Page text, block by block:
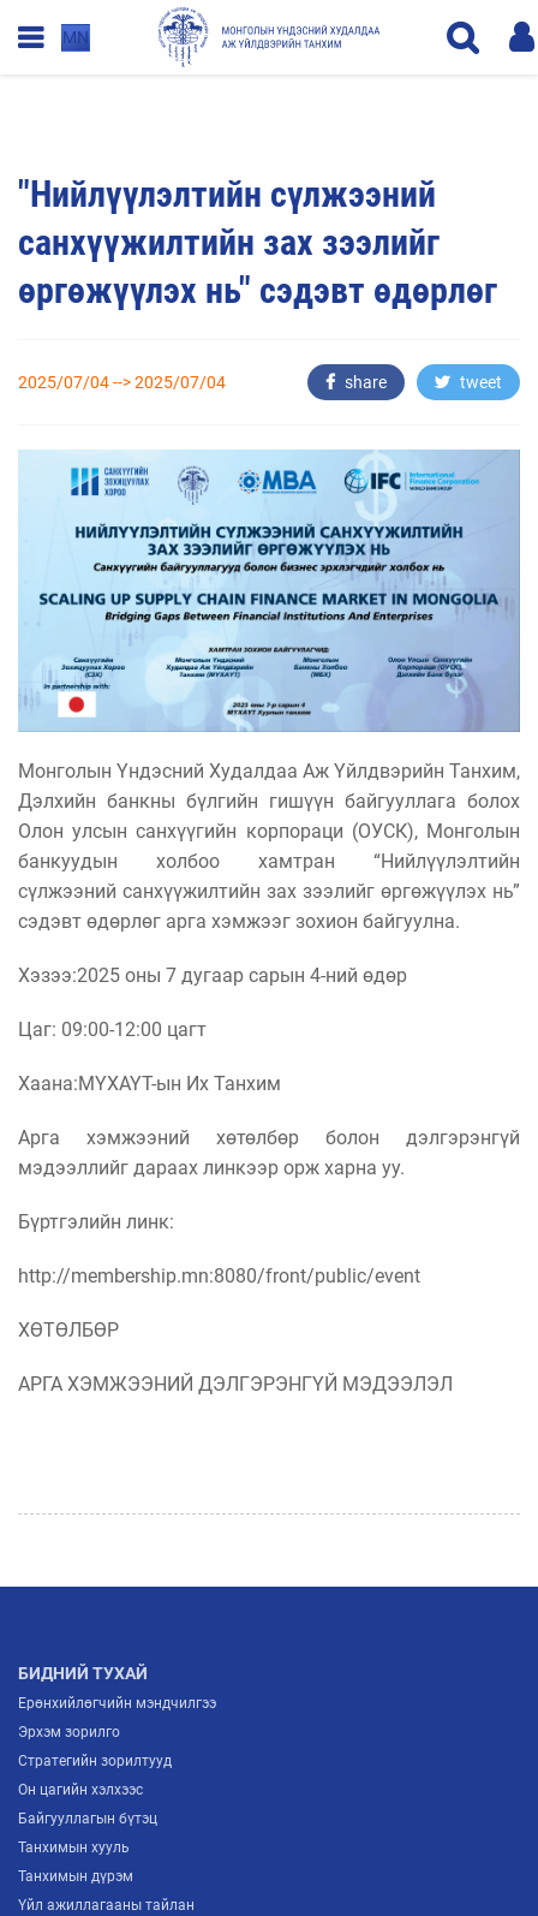
MN
"Нийлүүлэлтийн сүлжээний
санхүүжилтийн зах зээлийг
өргөжүүлэх нь" сэдэвт өдөрлөг
2025/07/04 --> 2025/07/04 share tweet
Монголын Үндэсний Худалдаа Аж Үйлдвэрийн Танхим,
Дэлхийн банкны бүлгийн гишүүн байгууллага болох
Олон улсын санхүүгийн корпораци (ОУСК), Монголын
банкуудын холбоо хамтран “Нийлүүлэлтийн
сүлжээний санхүүжилтийн зах зээлийг өргөжүүлэх нь”
сэдэвт өдөрлөг арга хэмжээг зохион байгуулна.
Хэзээ:2025 оны 7 дугаар сарын 4-ний өдөр
Цаг: 09:00-12:00 цагт
Хаана:МҮХАҮТ-ын Их Танхим
Арга хэмжээний хөтөлбөр болон дэлгэрэнгүй
мэдээллийг дараах линкээр орж харна уу.
Бүртгэлийн линк:
http://membership.mn:8080/front/public/event
ХӨТӨЛБӨР
АРГА ХЭМЖЭЭНИЙ ДЭЛГЭРЭНГҮЙ МЭДЭЭЛЭЛ
БИДНИЙ ТУХАЙ
Ерөнхийлөгчийн мэндчилгээ
Эрхэм зорилго
Стратегийн зорилтууд
Он цагийн хэлхээс
Байгууллагын бүтэц
Танхимын хууль
Танхимын дүрэм
Үйл ажиллагааны тайлан